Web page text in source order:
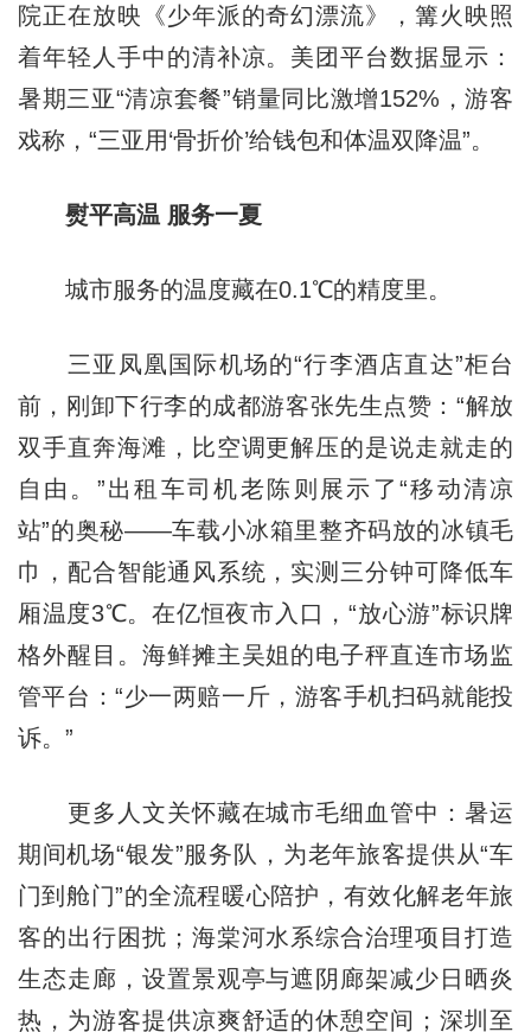
院正在放映《少年派的奇幻漂流》，篝火映照
着年轻人手中的清补凉。美团平台数据显示：
暑期三亚“清凉套餐”销量同比激增152%，游客
戏称，“三亚用‘骨折价’给钱包和体温双降温”。
熨平高温 服务一夏
城市服务的温度藏在0.1℃的精度里。
三亚凤凰国际机场的“行李酒店直达”柜台
前，刚卸下行李的成都游客张先生点赞：“解放
双手直奔海滩，比空调更解压的是说走就走的
自由。”出租车司机老陈则展示了“移动清凉
站”的奥秘——车载小冰箱里整齐码放的冰镇毛
巾，配合智能通风系统，实测三分钟可降低车
厢温度3℃。在亿恒夜市入口，“放心游”标识牌
格外醒目。海鲜摊主吴姐的电子秤直连市场监
管平台：“少一两赔一斤，游客手机扫码就能投
诉。”
更多人文关怀藏在城市毛细血管中：暑运
期间机场“银发”服务队，为老年旅客提供从“车
门到舱门”的全流程暖心陪护，有效化解老年旅
客的出行困扰；海棠河水系综合治理项目打造
生态走廊，设置景观亭与遮阴廊架减少日晒炎
热，为游客提供凉爽舒适的休憩空间；深圳至